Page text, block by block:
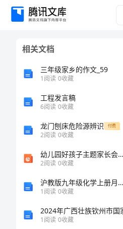
2024
相关文档
三年级家乡的作文_59
1阅读 0收藏
工程发言稿
6阅读 0收藏
龙门刨床危险源辨识 付费
2阅读 0收藏
幼儿园好孩子主题家长会市公开课一等奖百校联赛优质课金奖名师赛课获奖课件
2阅读 0收藏
沪教版九年级化学上册月考模拟考试及答案1
1阅读 0收藏
1阅读 0收藏